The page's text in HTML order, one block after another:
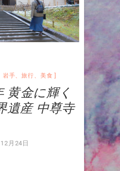
岩手、旅行、 美食
黄金に輝く
遺産 中尊寺
月24日